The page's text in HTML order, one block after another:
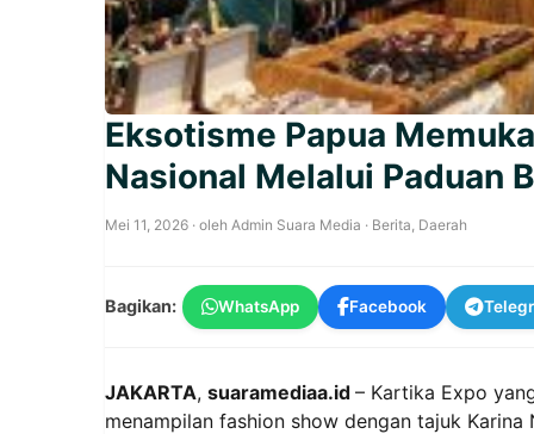
Eksotisme Papua
Nasional Melalui Paduan
Mei 11, 2026 · oleh Admin Suara Media · Berita Daerah
Bagikan: WhatsApp Facebook
JAKARTA, suaramediaa.id – Kartika Expo
menampilan fashion show dengan tajuk